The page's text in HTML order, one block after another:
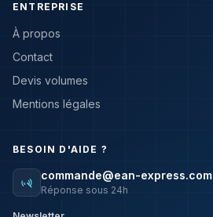
ENTREPRISE
À propos
Contact
Devis volumes
Mentions légales
BESOIN D'AIDE ?
commande@ean-express.com
Réponse sous 24h